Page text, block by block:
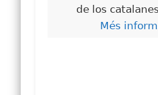
de los
Més